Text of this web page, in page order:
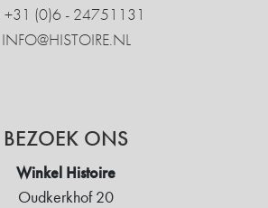
+31 ‍(0)6 - 24751131
INFO@HISTOIRE.NL
BEZOEK ONS
Winkel Histoire
Oudkerkhof 20